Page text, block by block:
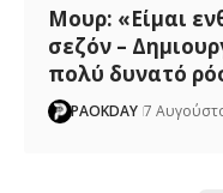
Μουρ: «Είμαι
σεζόν –
πολύ δυνατό
PAOKDAY 7